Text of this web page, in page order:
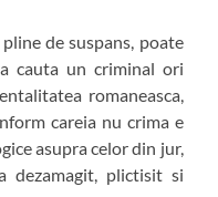
de suspans, poate
cauta un criminal ori
romaneasca,
careia nu crima e
asupra celor din jur,
dezamagit, plictisit si